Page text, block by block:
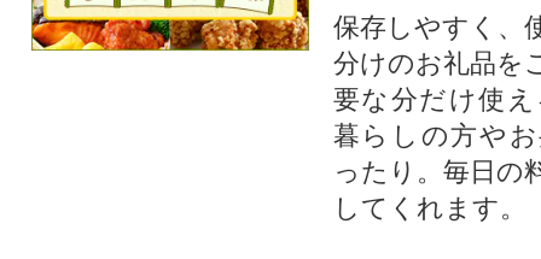
保存しやすく、
分けのお礼品を
要な分だけ使
暮らしの方や
ったり。毎日の
してくれます。